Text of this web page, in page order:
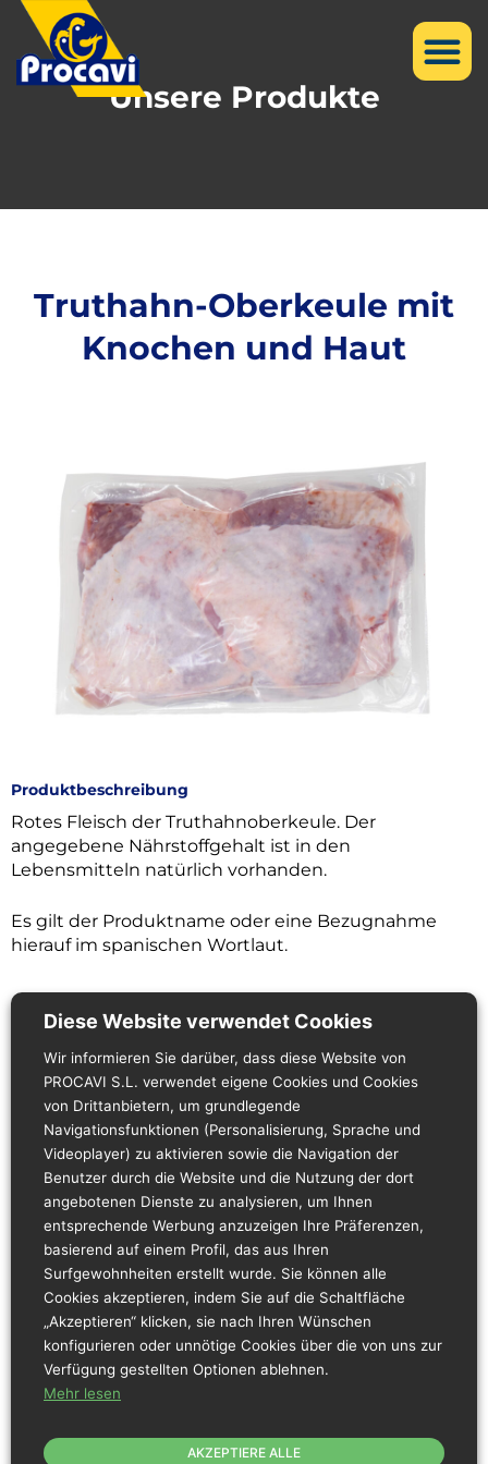
Unsere Produkte
Truthahn-Oberkeule mit
Knochen und Haut
Produktbeschreibung
Rotes Fleisch der Truthahnoberkeule. Der
angegebene Nährstoffgehalt ist in den
Lebensmitteln natürlich vorhanden.
Es gilt der Produktname oder eine Bezugnahme
hierauf im spanischen Wortlaut.
Herkunft: Spanien.
Kategorie A.
Frisches Produkt.
Vakuumverpackt.
Nach dem Öffnen innerhalb von 24 Stunden
verbrauchen.
Produkt zwischen 0 ºC – 4 ºC aufbewahren.
5 Minuten vor dem Verzehr öffnen.
Vor dem Verzehr vollständig durchgaren.
Nährwertbezogene Angaben
Pro 100 g Produkt:
Energie:
632,1 k J/ 151,1 kcal
Fett:
Salz:
0,06 g.
Diese Website verwendet Cookies
Wir informieren Sie darüber, dass diese Website von
PROCAVI S.L. verwendet eigene Cookies und Cookies
von Drittanbietern, um grundlegende
Navigationsfunktionen (Personalisierung, Sprache und
Videoplayer) zu aktivieren sowie die Navigation der
Benutzer durch die Website und die Nutzung der dort
angebotenen Dienste zu analysieren, um Ihnen
entsprechende Werbung anzuzeigen Ihre Präferenzen,
basierend auf einem Profil, das aus Ihren
Surfgewohnheiten erstellt wurde. Sie können alle
Cookies akzeptieren, indem Sie auf die Schaltfläche
„Akzeptieren“ klicken, sie nach Ihren Wünschen
konfigurieren oder unnötige Cookies über die von uns zur
Verfügung gestellten Optionen ablehnen.
Mehr lesen
AKZEPTIERE ALLE